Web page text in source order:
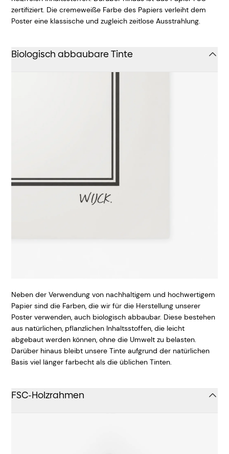
zertifiziert. Die cremeweiße Farbe des Papiers verleiht dem
Poster eine klassische und zugleich zeitlose Ausstrahlung.
Biologisch abbaubare Tinte
Neben der Verwendung von nachhaltigem und hochwertigem
Papier sind die Farben, die wir für die Herstellung unserer
Poster verwenden, auch biologisch abbaubar. Diese bestehen
aus natürlichen, pflanzlichen Inhaltsstoffen, die leicht
abgebaut werden können, ohne die Umwelt zu belasten.
Darüber hinaus bleibt unsere Tinte aufgrund der natürlichen
Basis viel länger farbecht als die üblichen Tinten.
FSC-Holzrahmen